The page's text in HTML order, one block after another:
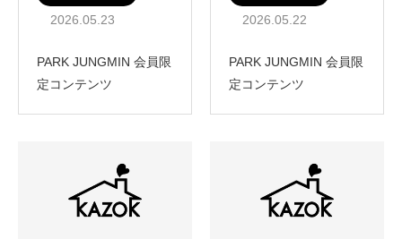
2026.05.23
PARK JUNGMIN 会員限
定コンテンツ
2026.05.22
PARK JUNGMIN 会員限
定コンテンツ